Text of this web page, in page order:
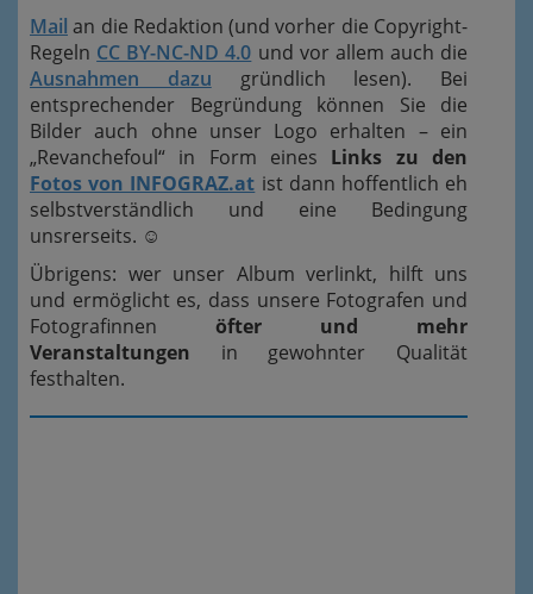
Mail an die Redaktion (und vorher die Copyright-
Regeln CC BY-NC-ND 4.0 und vor allem auch die
Ausnahmen dazu gründlich lesen). Bei
entsprechender Begründung können Sie die
Bilder auch ohne unser Logo erhalten – ein
„Revanchefoul“ in Form eines Links zu den
Fotos von INFOGRAZ.at ist dann hoffentlich eh
selbstverständlich und eine Bedingung
unsrerseits. ☺
Übrigens: wer unser Album verlinkt, hilft uns
und ermöglicht es, dass unsere Fotografen und
Fotografinnen öfter und mehr
Veranstaltungen in gewohnter Qualität
festhalten.